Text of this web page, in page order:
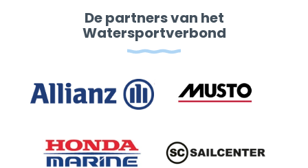
De partners van het
Watersportverbond